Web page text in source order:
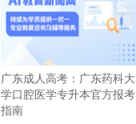
广东成人高考：广东药科大
学口腔医学专升本官方报考
指南